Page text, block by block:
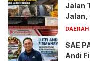
Jalan
Jalan,
DAERAH
SAE
Andi